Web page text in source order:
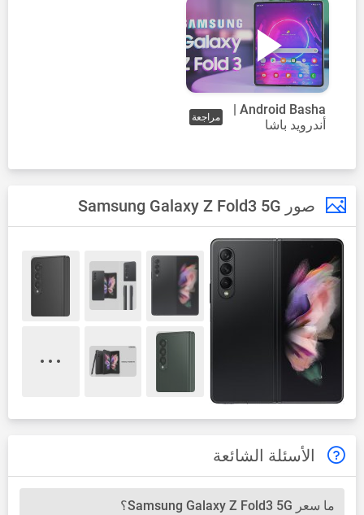
Android Basha |
أندرويد باشا
مراجعة
صور Samsung Galaxy Z Fold3 5G
الأسئلة الشائعة
ما سعر Samsung Galaxy Z Fold3 5G؟